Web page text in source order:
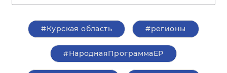
#Курская область #регионы
#НароднаяПрограммаЕР